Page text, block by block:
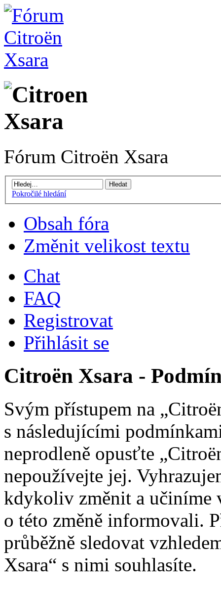
Fórum Citroën Xsara
Pokročilé hledání
Obsah fóra
Změnit velikost textu
Chat
FAQ
Registrovat
Přihlásit se
Citroën Xsara -
Svým přístupem na
s následujícími
neprodleně opusťte
nepoužívejte jej.
kdykoliv změnit a učiníme
o této změně informovali.
průběžně sledovat
Xsara“ s nimi souhlasíte.